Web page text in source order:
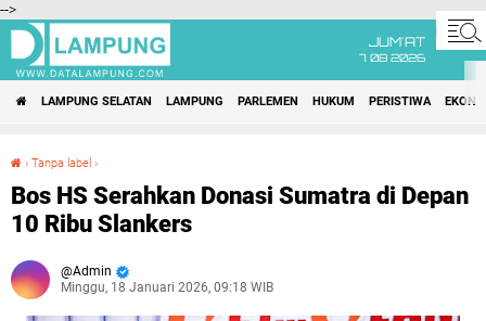
-->
JUM'AT
7 08 2026
LAMPUNG SELATAN LAMPUNG PARLEMEN HUKUM PERISTIWA
› Tanpa label ›
Bos HS Serahkan Donasi Sumatra di Depan
10 Ribu Slankers
Admin
Minggu, 18 Januari 2026, 09:18 WIB